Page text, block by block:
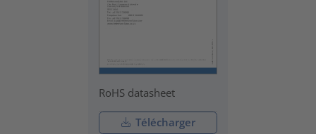
RoHS datasheet
Télécharger